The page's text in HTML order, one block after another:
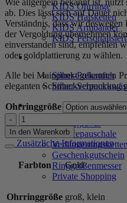
KIDS Ohrringe
KIDS Halsketten
KIDS Armbänder
KIDS
PRODUKTPFLEGE
Silber-Poliertuch
Silber-
SERVICE
Zusatzgravur
Servicepauschale
Verlängerungsketten
Geschenkgutschein
Ringgrößenmesser
Private Shopping
Wie allgemein bekannt ist,
ab. Dies lässt sich auf Dauer
Verständnis, dass wir
der Vergoldung übernehmen
einverstanden sind, empfehlen
oder goldplattierung zu wählen.
Alle bei Mainpunkt gekauften
eleganten Schmuckverpackung
Ohrringgröße
Ohrringe
"Coslada"
aus
925
Sterling
Silber,
goldplattiert
Menge
In den Warenkorb
Zusätzliche Informationen
Farbton Gold
Ohrringgröße groß, klein